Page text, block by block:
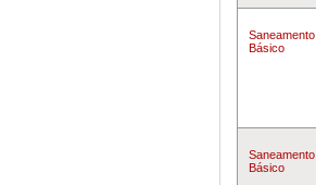
Saneamento
Básico
Saneamento
Básico